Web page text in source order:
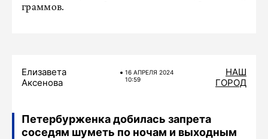
граммов.
Елизавета
Аксенова
16 АПРЕЛЯ 2024
10:59
НАШ
ГОРОД
Петербурженка добилась запрета
соседям шуметь по ночам и выходным